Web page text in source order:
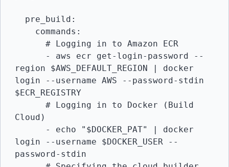
region $AWS_DEFAULT_REGION | docker
login --username AWS --password-stdin
$ECR_REGISTRY
Cloud)
login --username $DOCKER_USER --
password-stdin